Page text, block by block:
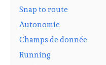
Snap to route
Autonomie
Champs de donnée
Running